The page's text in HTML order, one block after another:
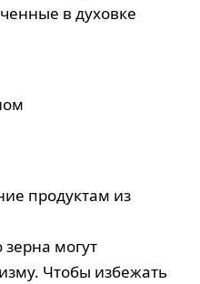
в духовке
продуктам из
могут
Чтобы избежать